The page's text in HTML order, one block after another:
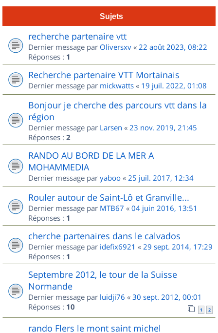
Sujets
recherche partenaire vtt
Dernier message par Oliversxv « 22 août 2023, 08:22
Réponses : 1
Recherche partenaire VTT Mortainais
Dernier message par mickwatts « 19 juil. 2022, 01:08
Bonjour je cherche des parcours vtt dans la
région
Dernier message par Larsen « 23 nov. 2019, 21:45
Réponses : 2
RANDO AU BORD DE LA MER A
MOHAMMEDIA
Dernier message par yaboo « 25 juil. 2017, 12:34
Rouler autour de Saint-Lô et Granville...
Dernier message par MTB67 « 04 juin 2016, 13:51
Réponses : 1
cherche partenaires dans le calvados
Dernier message par idefix6921 « 29 sept. 2014, 17:29
Réponses : 1
Septembre 2012, le tour de la Suisse
Normande
Dernier message par luidji76 « 30 sept. 2012, 00:01
Réponses : 10 1 2
rando Flers le mont saint michel